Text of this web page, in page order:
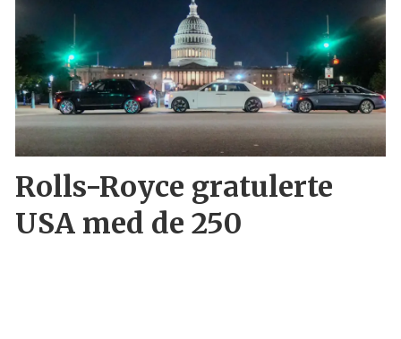
Rolls-Royce gratulerte
USA med de 250